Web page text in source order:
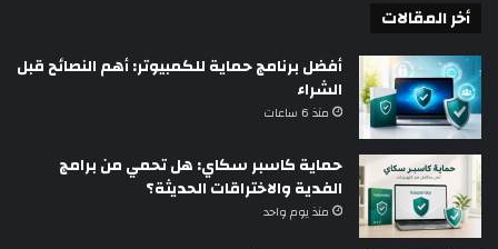
أخر المقالات
أفضل برنامج حماية للكمبيوتر: أهم النصائح قبل
الشراء
منذ 6 ساعات
حماية كاسبر سكاي: هل تحمي من برامج
الفدية والاختراقات الحديثة؟
منذ يوم واحد